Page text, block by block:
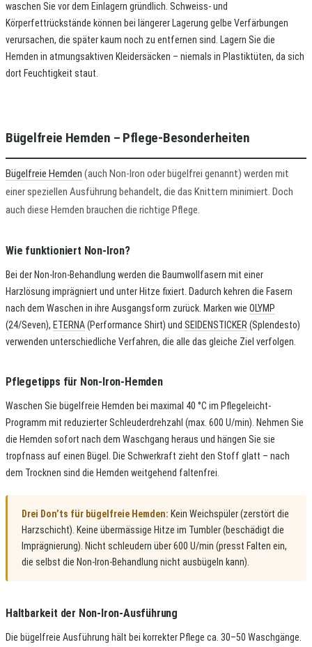
waschen Sie vor dem Einlagern gründlich. Schweiss- und
Körperfettrückstände können bei längerer Lagerung gelbe Verfärbungen
verursachen, die später kaum noch zu entfernen sind. Lagern Sie die
Hemden in atmungsaktiven Kleidersäcken – niemals in Plastiktüten, da sich
dort Feuchtigkeit staut.
Bügelfreie Hemden – Pflege-Besonderheiten
Bügelfreie Hemden (auch Non-Iron oder bügelfrei genannt) werden mit
einer speziellen Ausführung behandelt, die das Knittern minimiert. Doch
auch diese Hemden brauchen die richtige Pflege.
Wie funktioniert Non-Iron?
Bei der Non-Iron-Behandlung werden die Baumwollfasern mit einer
Harzlösung imprägniert und unter Hitze fixiert. Dadurch kehren die Fasern
nach dem Waschen in ihre Ausgangsform zurück. Marken wie OLYMP
(24/Seven), ETERNA(Performance Shirt) und SEIDENSTICKER (Splendesto)
verwenden unterschiedliche Verfahren, die alle das gleiche Ziel verfolgen.
Pflegetipps für Non-Iron-Hemden
Waschen Sie bügelfreie Hemden bei maximal 40 °C im Pflegeleicht-
Programm mit reduzierter Schleuderdrehzahl (max. 600 U/min). Nehmen Sie
die Hemden sofort nach dem Waschgang heraus und hängen Sie sie
tropfnass auf einen Bügel. Die Schwerkraft zieht den Stoff glatt – nach
dem Trocknen sind die Hemden weitgehend faltenfrei.
Drei Don’ts für bügelfreie Hemden: Kein Weichspüler (zerstört die
Harzschicht). Keine übermässige Hitze im Tumbler (beschädigt die
Imprägnierung). Nicht schleudern über 600 U/min (presst Falten ein,
die selbst die Non-Iron-Behandlung nicht ausbügeln kann).
Haltbarkeit der Non-Iron-Ausführung
Die bügelfreie Ausführung hält bei korrekter Pflege ca. 30–50 Waschgänge.